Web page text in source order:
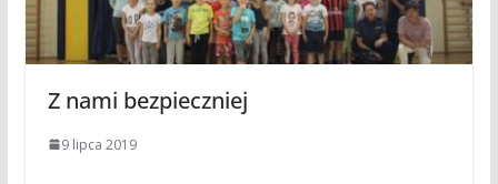
Z nami bezpieczniej
9 lipca 2019